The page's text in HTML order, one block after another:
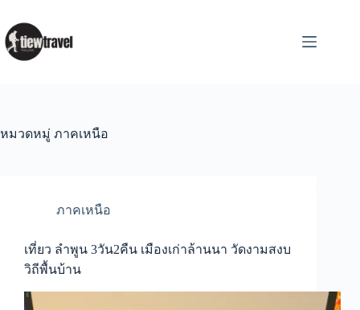
content
หมวดหมู่ ภาคเหนือ
ภาคเหนือ
เที่ยว ลำพูน 3วัน2คืน เมืองเก่าล้านนา วัดงามสงบ
วิถีพื้นบ้าน